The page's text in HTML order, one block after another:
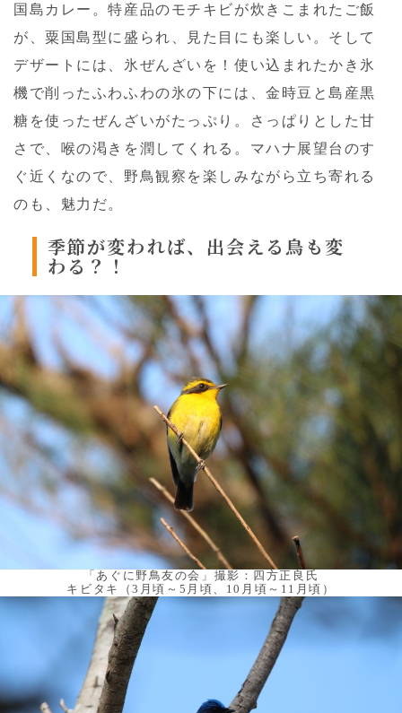
国島カレー。特産品のモチキビが炊きこまれたご飯
が、粟国島型に盛られ、見た目にも楽しい。そして
デザートには、氷ぜんざいを！使い込まれたかき氷
機で削ったふわふわの氷の下には、金時豆と島産黒
糖を使ったぜんざいがたっぷり。さっぱりとした甘
さで、喉の渇きを潤してくれる。マハナ展望台のす
ぐ近くなので、野鳥観察を楽しみながら立ち寄れる
のも、魅力だ。
季節が変われば、 出会える鳥も変
わる？！
「あぐに野鳥友の会」撮影：四方正良氏
キビタキ（3月頃～5月頃、10月頃～11月頃）